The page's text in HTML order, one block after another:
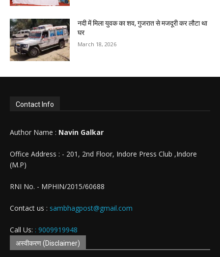
नदी में मिला युवक का शव, गुजरात से मजदूरी कर लौटा था
घर
March 18, 2026
Contact Info
Author Name : Navin Galkar
Office Address : - 201, 2nd Floor, Indore Press Club ,Indore
(M.P)
RNI No. - MPHIN/2015/60688
Contact us : sambhagpost@gmail.com
Call Us: : 9009919948
अस्वीकरण (Disclaimer)